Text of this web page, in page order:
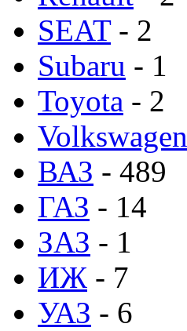
SEAT- 2
Subaru - 1
Toyota - 2
Volkswagen
ВАЗ - 489
ГАЗ - 14
ЗАЗ - 1
ИЖ - 7
УАЗ - 6